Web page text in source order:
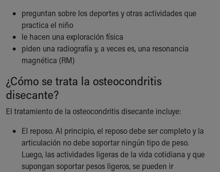
Educational Resources
Injury Prevention
Medical Records
Symptom Checker
Skip to main content
preguntan sobre los deportes y otras actividades que
practica el niño
le hacen una exploración física
piden una radiografía y, a veces es, una resonancia
magnética (RM)
¿Cómo se trata la osteocondritis
disecante?
El tratamiento de la osteocondritis disecante incluye:
El reposo. Al principio, el reposo debe ser completo y la
articulación no debe soportar ningún tipo de peso.
Luego, las actividades ligeras de la vida cotidiana y que
supongan soportar pesos ligeros, se pueden ir